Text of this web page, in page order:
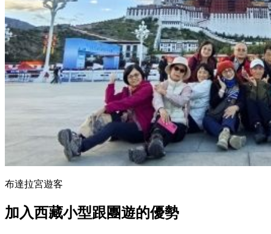
布達拉宮遊客
加入西藏小型跟團遊的優勢